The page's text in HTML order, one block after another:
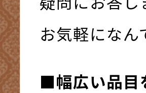
お気軽にな
■幅広い品目